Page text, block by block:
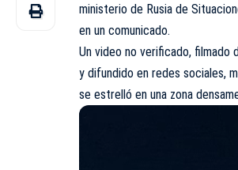
ministerio de Rusia de
en un comunicado.
Un video no verificado, filmado
y difundido en redes sociales,
se estrelló en una zona